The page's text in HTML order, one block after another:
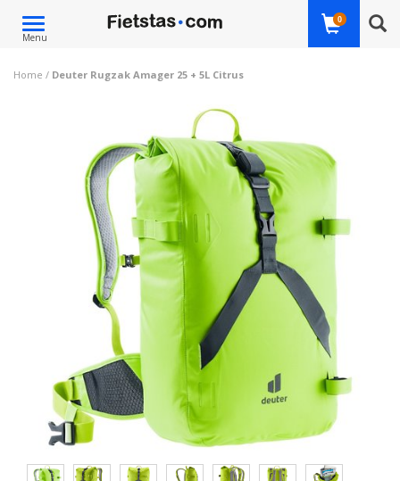
Toggle
navigation
Menu
0
Home / Deuter Rugzak Amager 25 + 5L Citrus